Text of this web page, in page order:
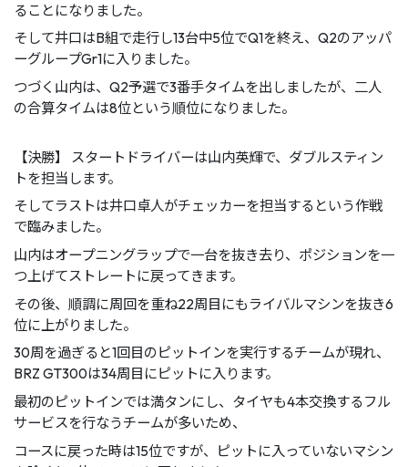
ることになりました。
そして井口はB組で走行し13台中5位でQ1を終え、Q2のアッパ
ーグループGr1に入りました。
つづく山内は、Q2予選で3番手タイムを出しましたが、二人
の合算タイムは8位という順位になりました。
【決勝】 スタートドライバーは山内英輝で、ダブルスティン
トを担当します。
そしてラストは井口卓人がチェッカーを担当するという作戦
で臨みました。
山内はオープニングラップで一台を抜き去り、ポジションを一
つ上げてストレートに戻ってきます。
その後、順調に周回を重ね22周目にもライバルマシンを抜き6
位に上がりました。
30周を過ぎると1回目のピットインを実行するチームが現れ、
BRZ GT300は34周目にピットに入ります。
最初のピットインでは満タンにし、タイヤも4本交換するフル
サービスを行なうチームが多いため、
コースに戻った時は15位ですが、ピットに入っていないマシン